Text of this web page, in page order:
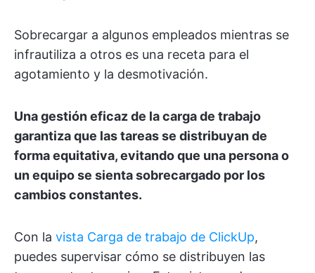
Sobrecargar a algunos empleados mientras se
infrautiliza a otros es una receta para el
agotamiento y la desmotivación.
Una gestión eficaz de la carga de trabajo
garantiza que las tareas se distribuyan de
forma equitativa, evitando que una persona o
un equipo se sienta sobrecargado por los
cambios constantes.
Con la vista Carga de trabajo de ClickUp,
puedes supervisar cómo se distribuyen las